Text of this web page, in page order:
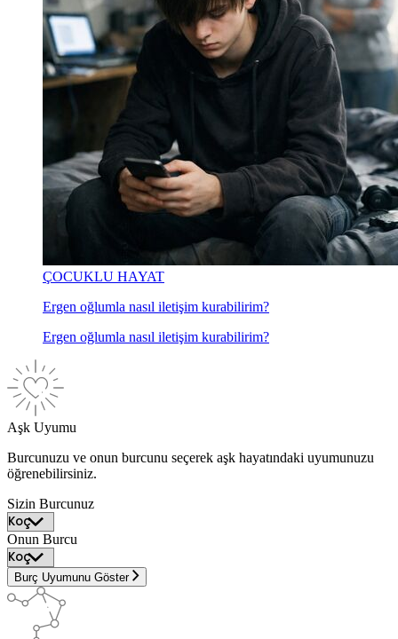
ÇOCUKLU HAYAT
Ergen oğlumla nasıl iletişim kurabilirim?
Ergen oğlumla nasıl iletişim kurabilirim?
Aşk Uyumu
Burcunuzu ve onun burcunu seçerek aşk hayatındaki uyumunuzu
öğrenebilirsiniz.
Sizin Burcunuz
Onun Burcu
Burç Uyumunu Göster